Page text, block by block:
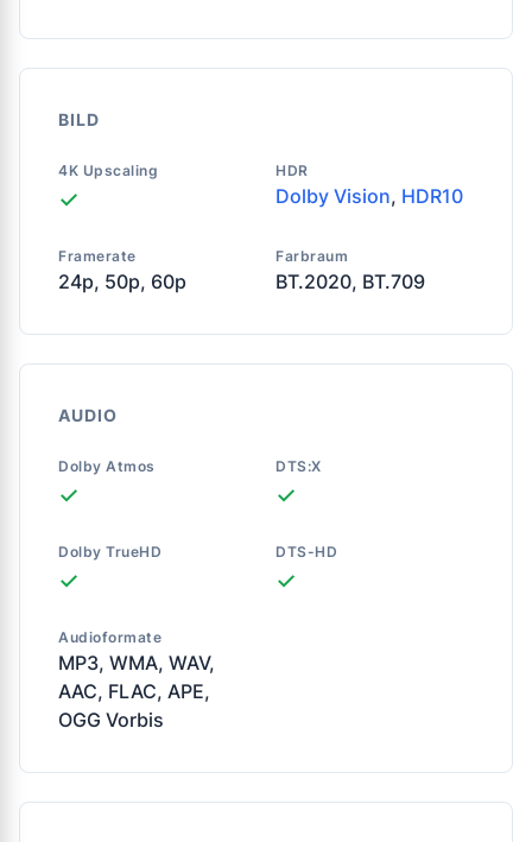
BILD
4K Upscaling
✓
HDR
Dolby Vision, HDR10
Framerate
24p, 50p, 60p
Farbraum
BT.2020, BT.709
AUDIO
Dolby Atmos
✓
DTS:X
✓
Dolby TrueHD
✓
DTS-HD
✓
Audioformate
MP3, WMA, WAV,
AAC, FLAC, APE,
OGG Vorbis